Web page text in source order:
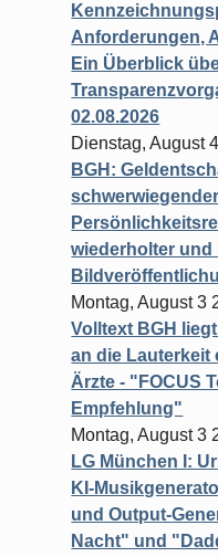
Anforderungen,
Ein Überblick
02.08.2026
Dienstag, August
BGH:
schwerwiegender
wiederholter
Montag, August 3
Volltext BGH
an die Lauterkeit
Ärzte - "FOCUS
Empfehlung"
Montag, August 3
LG München I:
KI-
und Output-
Nacht" und